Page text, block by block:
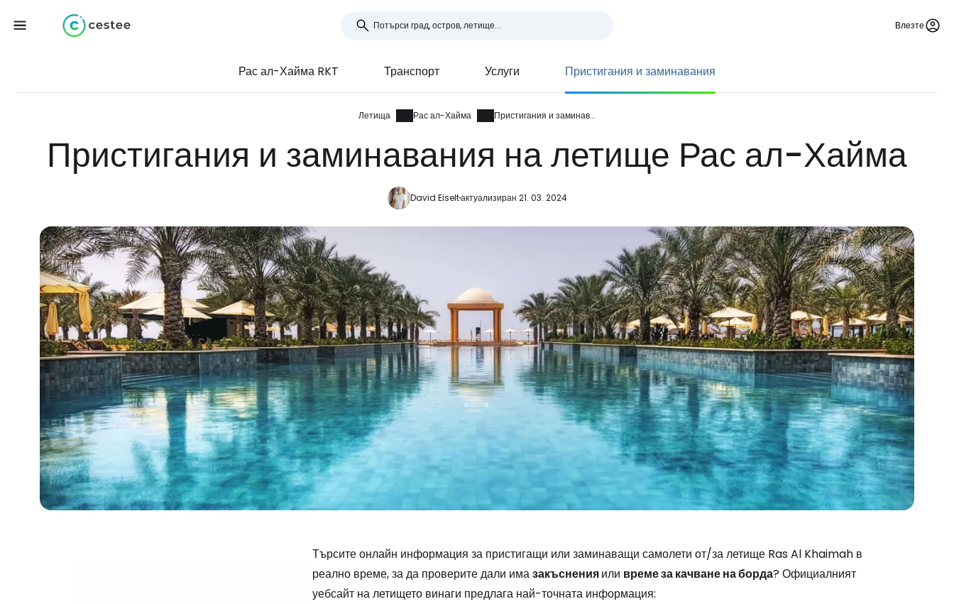
Влезте
Рас ал-Хайма RKT Транспорт Услуги Пристигания и заминавания
Летища Рас ал-Хайма Пристигания и заминавания
Пристигания и заминавания на летище Рас ал-Хайма
David Eiseltактуализиран 21. 03. 2024
Търсите онлайн информация за пристигащи или заминаващи самолети от/за летище Ras Al Khaimah в
реално време, за да проверите дали имазакъсненияили време за качване на борда? Официалният
уебсайт на летището винаги предлага най-точната информация:
Влезте в Cestee
... световната общност на туристите